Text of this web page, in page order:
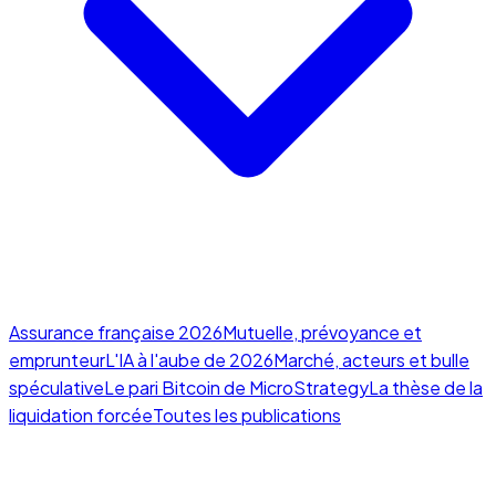
Assurance française 2026Mutuelle, prévoyance et
emprunteurL'IA à l'aube de 2026Marché, acteurs et bulle
spéculativeLe pari Bitcoin de MicroStrategyLa thèse de la
liquidation forcéeToutes les publications